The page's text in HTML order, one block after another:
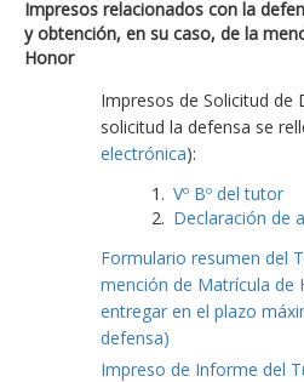
Impresos relacionados con la
y obtención, en su caso, de la
Honor
Impresos de Solicitud de
solicitud la defensa se
electrónica):
Vº Bº del tutor
Declaración de
Formulario resumen del
mención de Matrícula de
entregar en el plazo
defensa)
Impreso de Informe del